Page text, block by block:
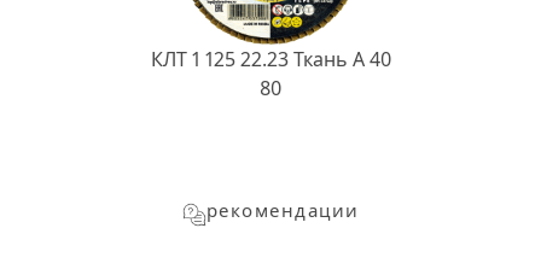
КЛТ 1 125 22.23 Ткань A 40
80
рекомендации